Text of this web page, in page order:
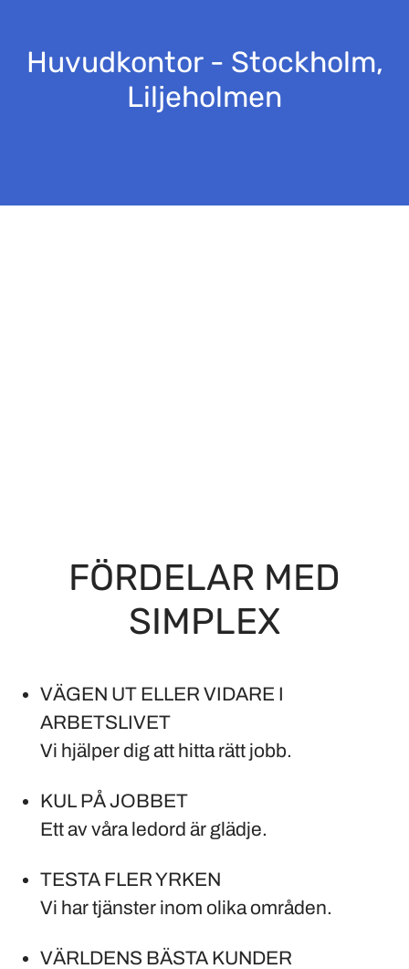
Huvudkontor - Stockholm,
Liljeholmen
FÖRDELAR MED
SIMPLEX
VÄGEN UT ELLER VIDARE I
ARBETSLIVET
Vi hjälper dig att hitta rätt jobb.
KUL PÅ JOBBET
Ett av våra ledord är glädje.
TESTA FLER YRKEN
Vi har tjänster inom olika områden.
VÄRLDENS BÄSTA KUNDER